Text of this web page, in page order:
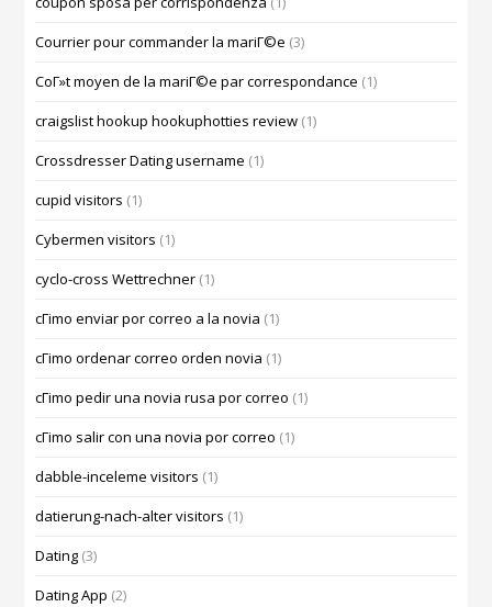
Courrier pour commander la mariГ©e (3)
CoГ»t moyen de la mariГ©e par correspondance (1)
craigslist hookup hookuphotties review (1)
Crossdresser Dating username (1)
cupid visitors (1)
Cybermen visitors (1)
cyclo-cross Wettrechner (1)
cГіmo enviar por correo a la novia (1)
cГіmo ordenar correo orden novia (1)
cГіmo pedir una novia rusa por correo (1)
cГіmo salir con una novia por correo (1)
dabble-inceleme visitors (1)
datierung-nach-alter visitors (1)
Dating (3)
Dating App (2)